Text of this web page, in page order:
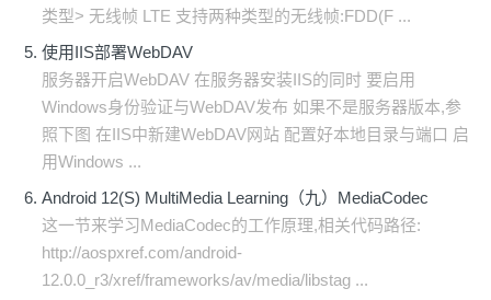
类型> 无线帧 LTE 支持两种类型的无线帧:FDD(F ...
使用IIS部署WebDAV
服务器开启WebDAV 在服务器安装IIS的同时 要启用
Windows身份验证与WebDAV发布 如果不是服务器版本,参
照下图 在IIS中新建WebDAV网站 配置好本地目录与端口 启
用Windows ...
Android 12(S) MultiMedia Learning（九）MediaCodec
这一节来学习MediaCodec的工作原理,相关代码路径:
http://aospxref.com/android-
12.0.0_r3/xref/frameworks/av/media/libstag ...